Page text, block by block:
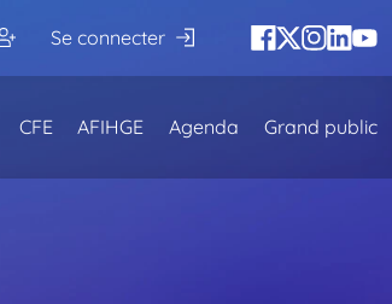
Se connecter
CFE AFIHGE Agenda Grand public